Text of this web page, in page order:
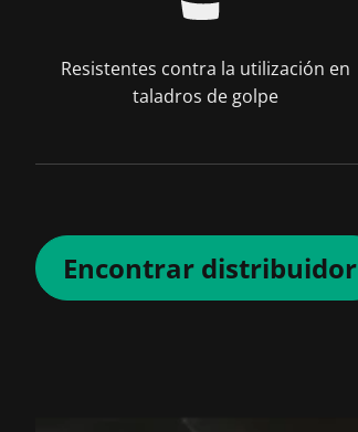
Resistentes contra la utilización en
taladros de golpe
Encontrar distribuidor